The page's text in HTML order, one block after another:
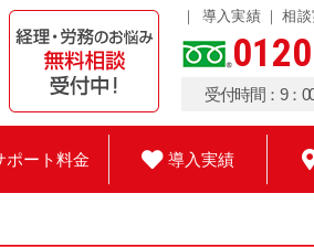
導入実績 相
受付時間：9：
ポート料金 導入実績